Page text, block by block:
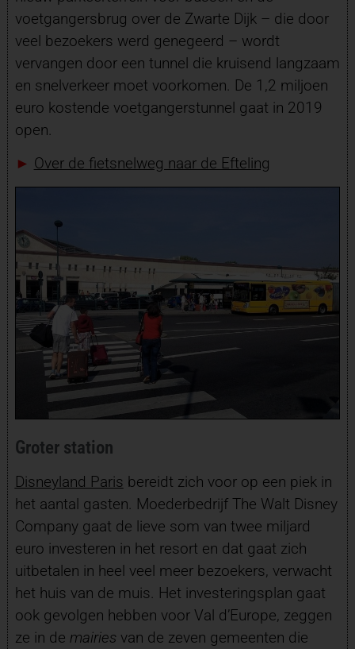
voetgangersbrug over de Zwarte Dijk – die door
veel bezoekers werd genegeerd – wordt
vervangen door een tunnel die kruisend langzaam
en snelverkeer moet voorkomen. De 1,2 miljoen
euro kostende voetgangerstunnel gaat in 2019
open.
► Over de fietsnelweg naar de Efteling
Groter station
Disneyland Paris bereidt zich voor op een piek in
het aantal gasten. Moederbedrijf The Walt Disney
Company gaat de lieve som van twee miljard
euro investeren in het resort en dat gaat zich
uitbetalen in heel veel meer bezoekers, verwacht
het huis van de muis. Het investeringsplan gaat
ook gevolgen hebben voor Val d’Europe, zeggen
ze in de mairiesvan de zeven gemeenten die